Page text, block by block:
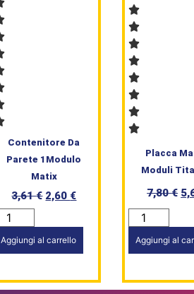
Contenitore Da
Parete 1Modulo
Matix
3,61€ 2,60 €
Aggiungi al carrello
Placca
Moduli
7,80€
Aggiungi al